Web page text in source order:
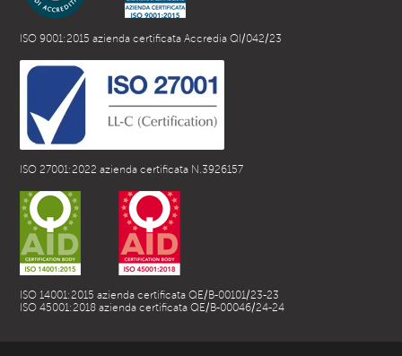
ISO 9001:2015 azienda certificata Accredia QI/042/23
ISO 27001:2022 azienda certificata N.3926157
ISO 14001:2015 azienda certificata QE/B-00101/23-23
ISO 45001:2018 azienda certificata QE/B-00046/24-24